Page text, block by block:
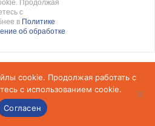
Продолжая
с
в Политике
об обработке
cookie. Продолжая работать с
с использованием cookie.
Согласен